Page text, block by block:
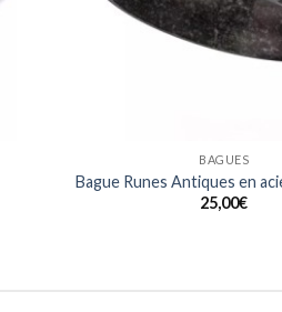
BAGUES
Bague Runes Antiques en
25,00€